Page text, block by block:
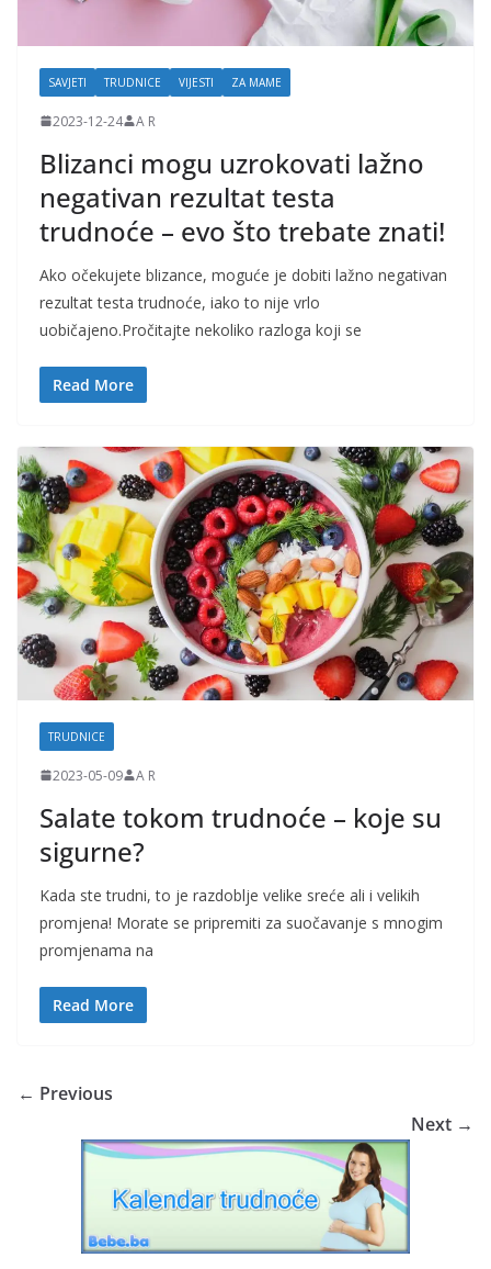
SAVJETI TRUDNICE VIJESTI ZA MAME
2023-12-24 A R
Blizanci mogu uzrokovati lažno
negativan rezultat testa
trudnoće – evo što trebate znati!
Ako očekujete blizance, moguće je dobiti lažno negativan
rezultat testa trudnoće, iako to nije vrlo
uobičajeno.Pročitajte nekoliko razloga koji se
Read More
TRUDNICE
2023-05-09 A R
Salate tokom trudnoće – koje su
sigurne?
Kada ste trudni, to je razdoblje velike sreće ali i velikih
promjena! Morate se pripremiti za suočavanje s mnogim
promjenama na
Read More
← Previous
Next →